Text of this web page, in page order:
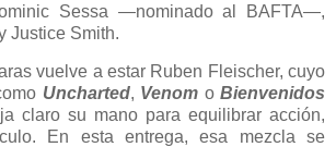
Sessa —nominado al BAFTA—,
Justice Smith.
vuelve a estar Ruben Fleischer, cuyo
Uncharted, Venom oBienvenidos
claro su mano para equilibrar acción,
En esta entrega, esa mezcla se